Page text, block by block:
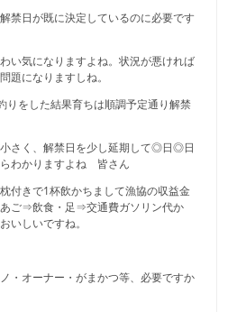
禁日が既に決定しているのに必要です
い気になりますよね。状況が悪ければ
題になりますしね。
をした結果育ちは順調予定通り解禁
さく、解禁日を少し延期して◎日◎日
わかりますよね 皆さん
付きで1杯飲かちまして漁協の収益金
ご⇒飲食・足⇒交通費ガソリン代か
いしいですね。
・オーナー・がまかつ等、必要ですか